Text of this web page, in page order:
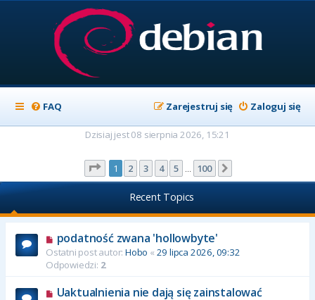
FAQ Zaloguj się
Zarejestruj się
Dzisiaj jest 08 sierpnia 2026, 15:21
Strona z100
1 2 3 4 5 100
Recent Topics
podatność zwana 'hollowbyte'
Ostatni post autor: Hobo « 29 lipca 2026, 09:32
Odpowiedzi: 2
Uaktualnienia nie dają się zainstalować